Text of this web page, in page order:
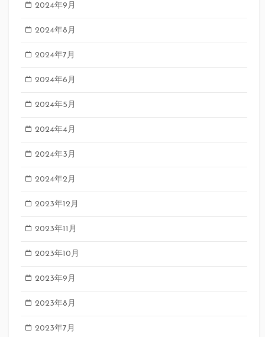
2024年9月
2024年8月
2024年7月
2024年6月
2024年5月
2024年4月
2024年3月
2024年2月
2023年12月
2023年11月
2023年10月
2023年9月
2023年8月
2023年7月